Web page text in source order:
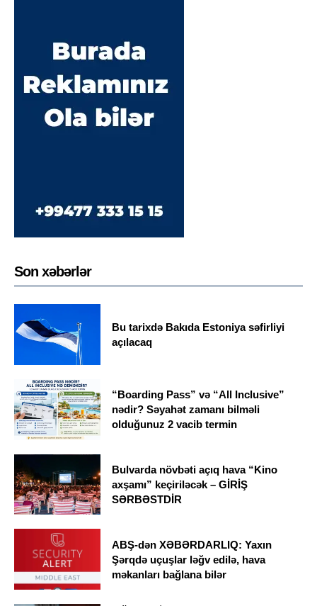
Son xəbərlər
Bu tarixdə Bakıda Estoniya səfirliyi
açılacaq
“Boarding Pass” və “All Inclusive”
nədir? Səyahət zamanı bilməli
olduğunuz 2 vacib termin
Bulvarda növbəti açıq hava “Kino
axşamı” keçiriləcək – GİRİŞ
SƏRBƏSTDİR
ABŞ-dən XƏBƏRDARLIQ: Yaxın
Şərqdə uçuşlar ləğv edilə, hava
məkanları bağlana bilər